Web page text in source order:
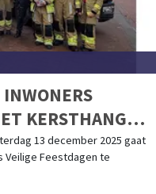
KERSTHANGER
NUMMER
13 december 2025 gaat
Veilige Feestdagen te